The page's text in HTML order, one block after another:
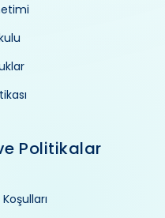
Politikalar